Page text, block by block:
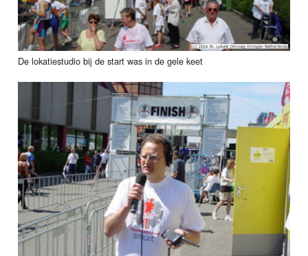
De lokatiestudio bij de start was in de gele keet